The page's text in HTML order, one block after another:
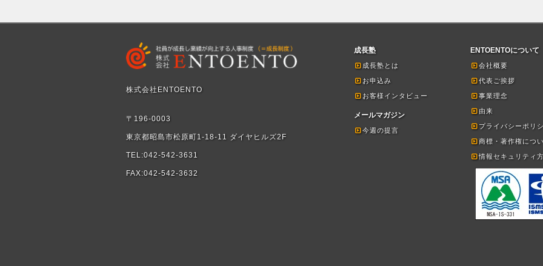
株式会社ENTOENTO
〒196-0003
東京都昭島市松原町1-18-11 ダイヤヒルズ2F
TEL:042-542-3631
FAX:042-542-3632
成長塾
成長塾とは
お申込み
お客様インタビュー
メールマガジン
今週の提言
ENTOENTOについて
会社概要
代表ご挨拶
事業理念
由来
プライバシーポリ
商標・著作権につ
情報セキュリティ